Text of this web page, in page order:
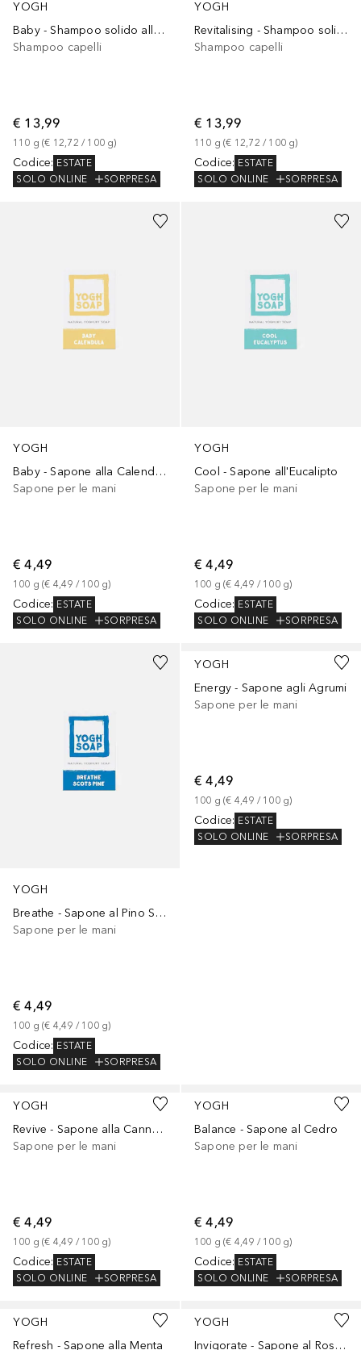
YOGH
Baby - Shampoo solido all'Avena
Shampoo capelli
€ 13,99
110 g (€ 12,72 / 100 g)
Codice: ESTATE
SOLO ONLINE
SORPRESA
YOGH
Revitalising - Shampoo solido all'Ibisco
Shampoo capelli
€ 13,99
110 g (€ 12,72 / 100 g)
Codice: ESTATE
SOLO ONLINE
SORPRESA
YOGH
Baby - Sapone alla Calendula
Sapone per le mani
€ 4,49
100 g (€ 4,49 / 100 g)
Codice: ESTATE
SOLO ONLINE
SORPRESA
YOGH
Cool - Sapone all'Eucalipto
Sapone per le mani
€ 4,49
100 g (€ 4,49 / 100 g)
Codice: ESTATE
SOLO ONLINE
SORPRESA
YOGH
Breathe - Sapone al Pino Silvestre
Sapone per le mani
€ 4,49
100 g (€ 4,49 / 100 g)
Codice: ESTATE
SOLO ONLINE
SORPRESA
YOGH
Energy - Sapone agli Agrumi
Sapone per le mani
€ 4,49
100 g (€ 4,49 / 100 g)
Codice: ESTATE
SOLO ONLINE
SORPRESA
YOGH
Revive - Sapone alla Cannella
Sapone per le mani
€ 4,49
100 g (€ 4,49 / 100 g)
Codice: ESTATE
SOLO ONLINE
SORPRESA
YOGH
Balance - Sapone al Cedro
Sapone per le mani
€ 4,49
100 g (€ 4,49 / 100 g)
Codice: ESTATE
SOLO ONLINE
SORPRESA
YOGH
Refresh - Sapone alla Menta
YOGH
Invigorate - Sapone al Rosmarino